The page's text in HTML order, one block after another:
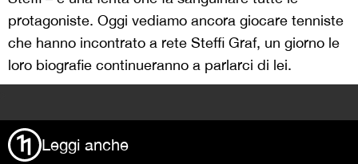
protagoniste. Oggi vediamo ancora giocare tenniste
che hanno incontrato a rete Steffi Graf, un giorno le
loro biografie continueranno a parlarci di lei.
Leggi anche